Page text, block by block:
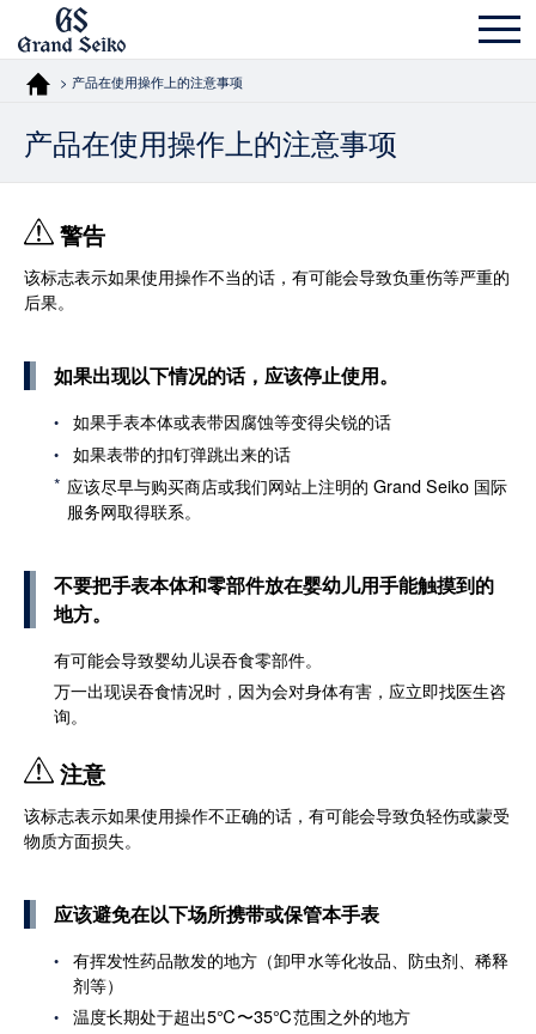
> 产品在使用操作上的注意事项
产品在使用操作上的注意事项
警告
该标志表示如果使用操作不当的话，有可能会导致负重伤等严重的
后果。
如果出现以下情况的话，应该停止使用。
如果手表本体或表带因腐蚀等变得尖锐的话
如果表带的扣钉弹跳出来的话
应该尽早与购买商店或我们网站上注明的 Grand Seiko 国际
服务网取得联系。
不要把手表本体和零部件放在婴幼儿用手能触摸到的
地方。
有可能会导致婴幼儿误吞食零部件。
万一出现误吞食情况时，因为会对身体有害，应立即找医生咨
询。
注意
该标志表示如果使用操作不正确的话，有可能会导致负轻伤或蒙受
物质方面损失。
应该避免在以下场所携带或保管本手表
有挥发性药品散发的地方（卸甲水等化妆品、防虫剂、稀释
剂等）
温度长期处于超出5℃〜35℃范围之外的地方